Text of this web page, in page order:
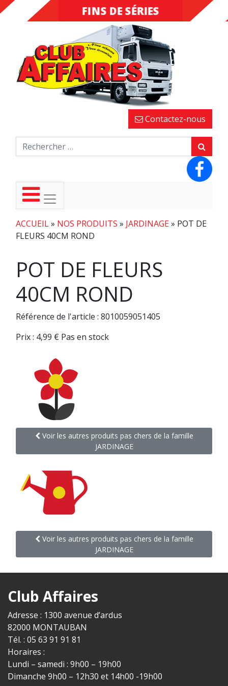
DESTOCKAGE
FINS DE SÉRIES
Contactez-nous
ACCUEIL» NOS PRODUITS » JARDINAGE» POT DE
FLEURS 40CM ROND
POT DE FLEURS
40CM ROND
Référence de l'article : 8010059051405
Prix : 4,99 € Pas en stock
Voir les autres produits pas chers de la famille
JARDINAGE
Voir les autres produits pas chers de la famille
JARDINAGE
Club Affaires
Adresse : 1300 avenue d’ardus
82000 MONTAUBAN
Tél. : 05 63 91 91 81
Horaires :
Lundi – samedi : 9h00 – 19h00
Dimanche 9h00 – 12h30 et 14h00 -19h00